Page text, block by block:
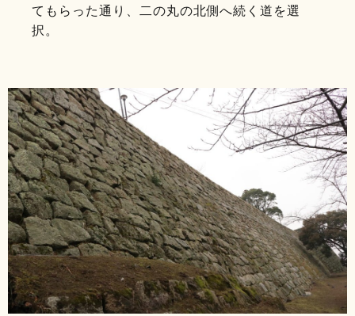
てもらった通り、二の丸の北側へ続く道を選
択。